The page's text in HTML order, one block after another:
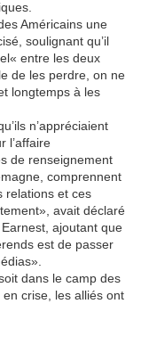
Américains une
soulignant qu’il
entre les deux
de les perdre, on ne
longtemps à les
n’appréciaient
l’affaire
de renseignement
comprennent
relations et ces
avait déclaré
ajoutant que
est de passer
dans le camp des
crise, les alliés ont